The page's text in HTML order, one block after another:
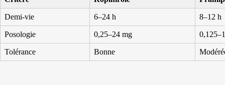
Demi-vie 6–24 h 8–12 h
Posologie 0,25–24 mg
Tolérance Bonne